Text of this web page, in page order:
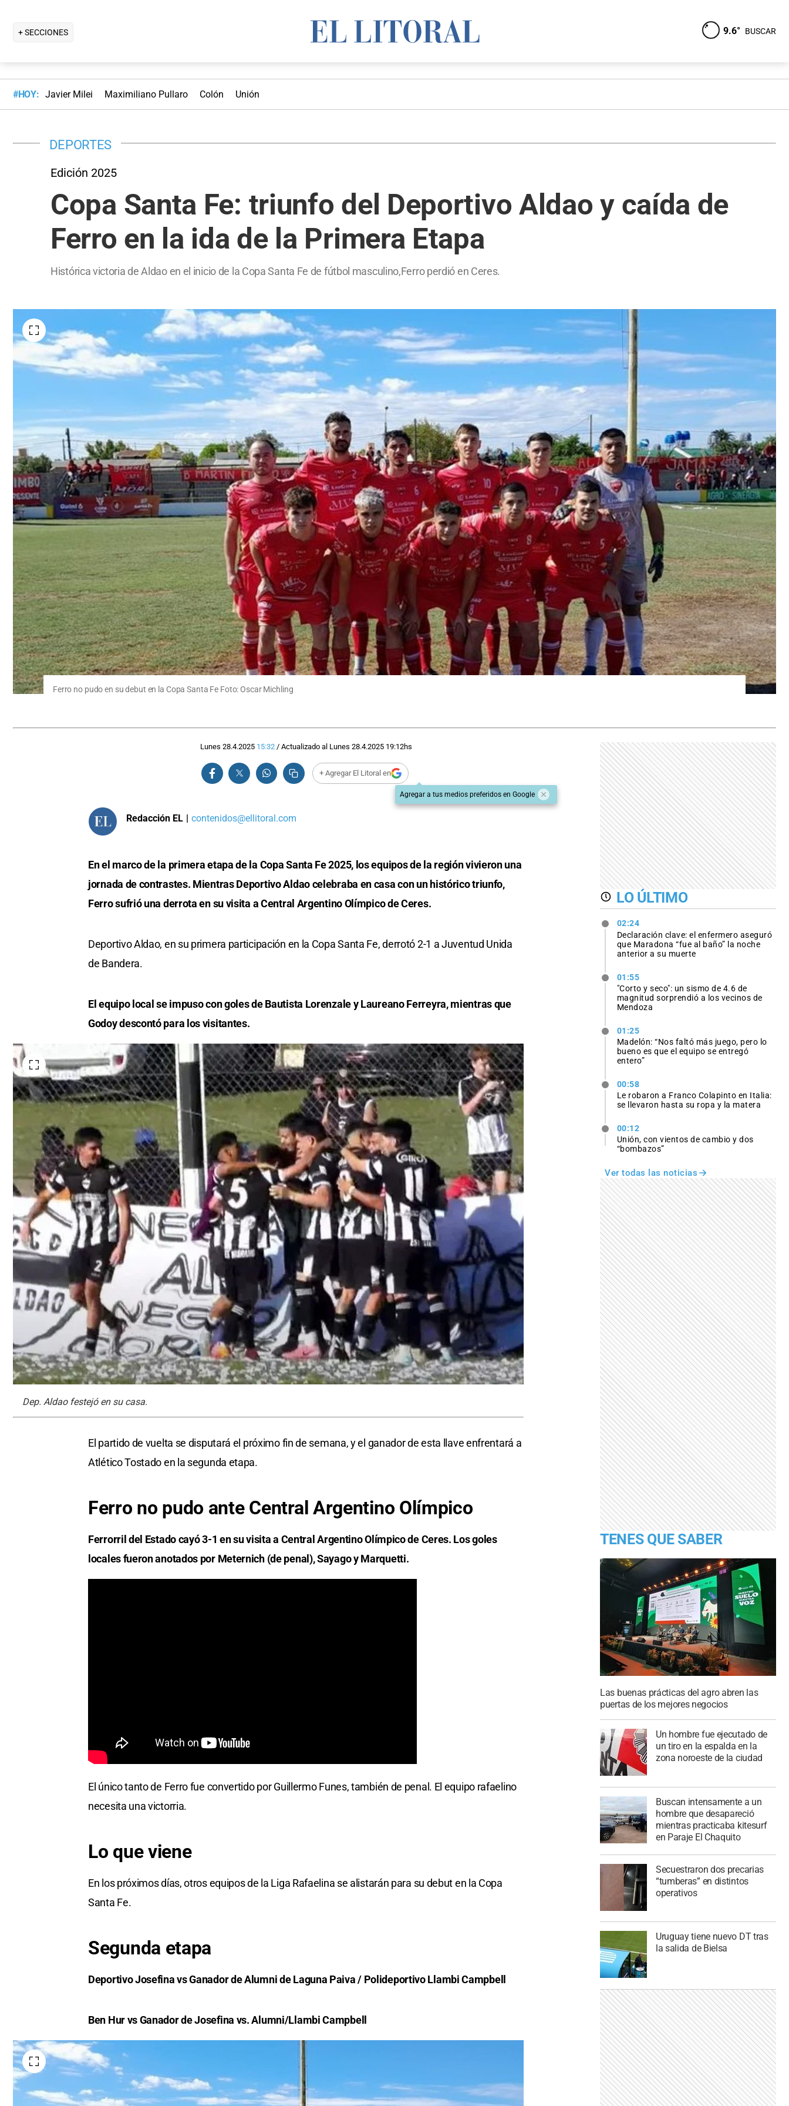
+ SECCIONES 9.6° BUSCAR
#HOY: Javier Milei Maximiliano Pullaro Colón Unión
DEPORTES
Edición 2025
Copa Santa Fe: triunfo del Deportivo Aldao y caída de
Ferro en la ida de la Primera Etapa
Histórica victoria de Aldao en el inicio de la Copa Santa Fe de fútbol masculino,Ferro perdió en Ceres.
Ferro no pudo en su debut en la Copa Santa Fe Foto: Oscar Michling
Lunes 28.4.2025 15:32/ Actualizado al Lunes 28.4.2025 19:12hs
+ Agregar El Litoral en
Agregar a tus medios preferidos en Google
Redacción EL | contenidos@ellitoral.com
En el marco de la primera etapa de la Copa Santa Fe 2025, los equipos de la región vivieron una
jornada de contrastes. Mientras Deportivo Aldao celebraba en casa con un histórico triunfo,
Ferro sufrió una derrota en su visita a Central Argentino Olímpico de Ceres.
Deportivo Aldao, en su primera participación en la Copa Santa Fe, derrotó 2-1 a Juventud Unida
de Bandera.
El equipo local se impuso con goles de Bautista Lorenzale y Laureano Ferreyra, mientras que
Godoy descontó para los visitantes.
Dep. Aldao festejó en su casa.
El partido de vuelta se disputará el próximo fin de semana, y el ganador de esta llave enfrentará a
Atlético Tostado en la segunda etapa.
Ferro no pudo ante Central Argentino Olímpico
Ferrorril del Estado cayó 3-1 en su visita a Central Argentino Olímpico de Ceres. Los goles
locales fueron anotados por Meternich (de penal), Sayago y Marquetti.
El único tanto de Ferro fue convertido por Guillermo Funes, también de penal. El equipo rafaelino
necesita una victorria.
Lo que viene
En los próximos días, otros equipos de la Liga Rafaelina se alistarán para su debut en la Copa
Santa Fe.
Segunda etapa
Deportivo Josefina vs Ganador de Alumni de Laguna Paiva / Polideportivo Llambi Campbell
Ben Hur vs Ganador de Josefina vs. Alumni/Llambi Campbell
LO ÚLTIMO
02:24
Declaración clave: el enfermero aseguró
que Maradona “fue al baño” la noche
anterior a su muerte
01:55
"Corto y seco": un sismo de 4.6 de
magnitud sorprendió a los vecinos de
Mendoza
01:25
Madelón: “Nos faltó más juego, pero lo
bueno es que el equipo se entregó
entero”
00:58
Le robaron a Franco Colapinto en Italia:
se llevaron hasta su ropa y la matera
00:12
Unión, con vientos de cambio y dos
“bombazos”
Ver todas las noticias
TENES QUE SABER
Las buenas prácticas del agro abren las
puertas de los mejores negocios
Un hombre fue ejecutado de
un tiro en la espalda en la
zona noroeste de la ciudad
Buscan intensamente a un
hombre que desapareció
mientras practicaba kitesurf
en Paraje El Chaquito
Secuestraron dos precarias
“tumberas” en distintos
operativos
Uruguay tiene nuevo DT tras
la salida de Bielsa